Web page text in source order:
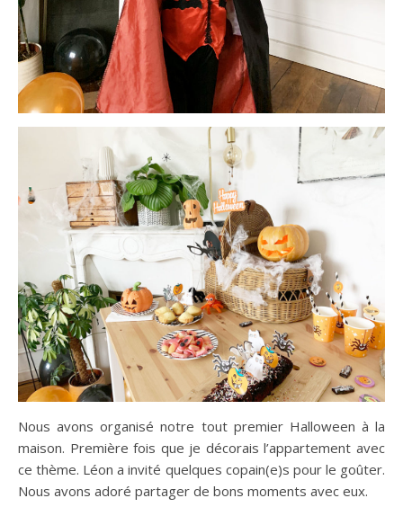
Nous avons organisé notre tout premier Halloween à la
maison. Première fois que je décorais l’appartement avec
ce thème. Léon a invité quelques copain(e)s pour le goûter.
Nous avons adoré partager de bons moments avec eux.